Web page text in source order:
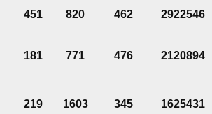
451 820 462 2922546
181 771 476 2120894
219 1603 345 1625431